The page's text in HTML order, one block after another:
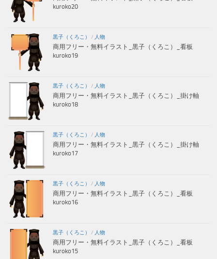
kuroko20
黒子（くろこ） / 人物
商用フリー・無料イラスト_黒子（くろこ）_看板
kuroko19
黒子（くろこ） / 人物
商用フリー・無料イラスト_黒子（くろこ）_掛け軸
kuroko18
黒子（くろこ） / 人物
商用フリー・無料イラスト_黒子（くろこ）_掛け軸
kuroko17
黒子（くろこ） / 人物
商用フリー・無料イラスト_黒子（くろこ）_看板
kuroko16
黒子（くろこ） / 人物
商用フリー・無料イラスト_黒子（くろこ）_看板
kuroko15